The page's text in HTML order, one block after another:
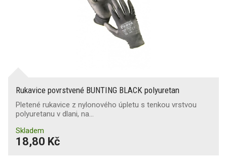
Rukavice povrstvené BUNTING BLACK polyuretan
Pletené rukavice z nylonového úpletu s tenkou vrstvou
polyuretanu v dlani, na…
Skladem
18,80 Kč